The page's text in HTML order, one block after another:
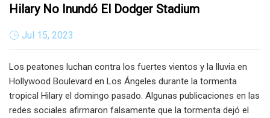
Hilary No Inundó El Dodger Stadium
Jul 15, 2023
Los peatones luchan contra los fuertes vientos y la lluvia en
Hollywood Boulevard en Los Ángeles durante la tormenta
tropical Hilary el domingo pasado. Algunas publicaciones en las
redes sociales afirmaron falsamente que la tormenta dejó el